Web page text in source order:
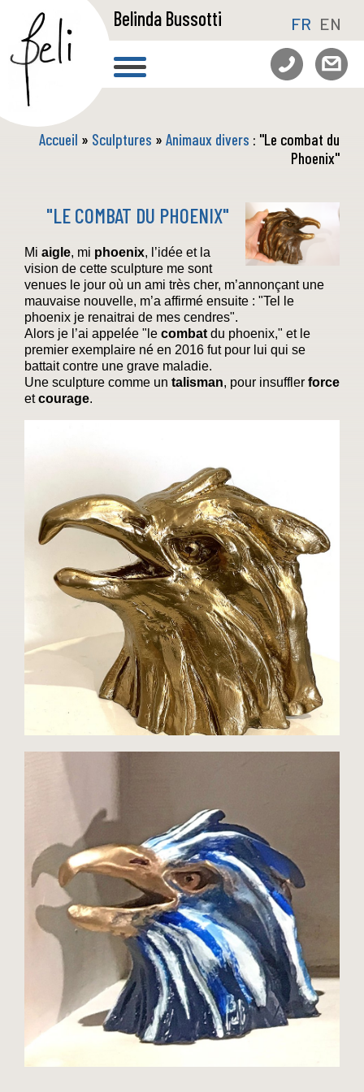
Belinda Bussotti FR EN
Accueil » Sculptures » Animaux divers : "Le combat du
Phoenix"
"LE COMBAT DU PHOENIX"
Mi aigle, mi phoenix, l’idée et la
vision de cette sculpture me sont
venues le jour où un ami très cher, m’annonçant une
mauvaise nouvelle, m’a affirmé ensuite : "Tel le
phoenix je renaitrai de mes cendres".
Alors je l’ai appelée "le combat du phoenix," et le
premier exemplaire né en 2016 fut pour lui qui se
battait contre une grave maladie.
Une sculpture comme un talisman, pour insuffler force
etcourage.